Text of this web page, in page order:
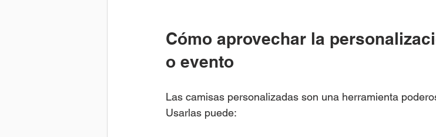
Cómo aprovechar la
o evento
Las camisas personalizadas son una herramienta
Usarlas puede: